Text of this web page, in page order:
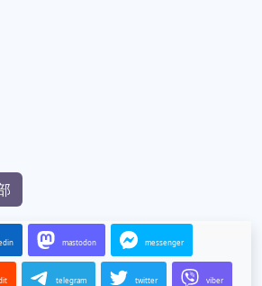
mastodon messenger
telegram twitter viber